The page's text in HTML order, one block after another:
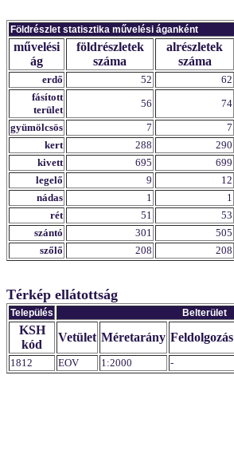
Földrészlet statisztika művelési áganként
művelési
ág
földrészletek
száma
alrészletek
száma
erdő 52 62
fásított
terület
56 74
gyümölcsös
7 7
kert
288 290
kivett
695 699
legelő
9 12
nádas
1 1
rét
51 53
szántó
301 505
szőlő
208 208
Térkép ellátottság
Település Belterület
KSH
kód
Vetület Méretarány Feldolgozás
1812 EOV 1:2000 -